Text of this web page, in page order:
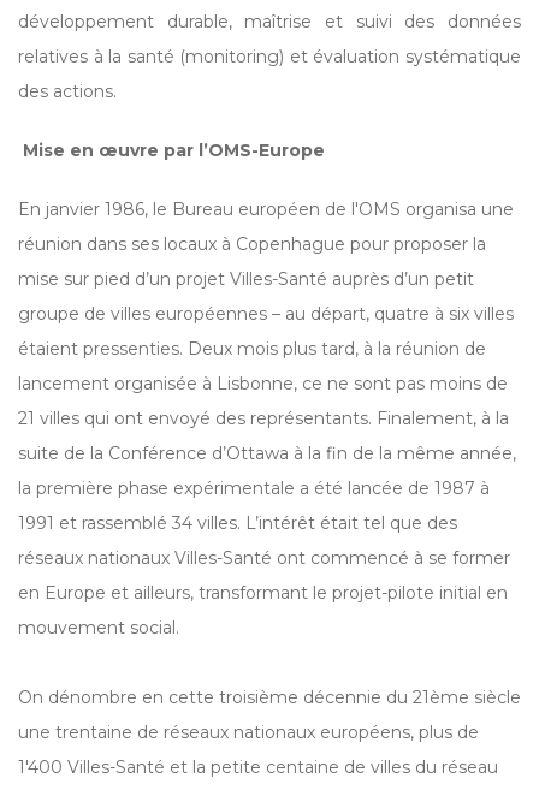
développement durable, maîtrise et suivi des données
relatives à la santé (monitoring) et évaluation systématique
des actions.
Mise en œuvre par l’OMS-Europe
En janvier 1986, le Bureau européen de l'OMS organisa une
réunion dans ses locaux à Copenhague pour proposer la
mise sur pied d’un projet Villes-Santé auprès d’un petit
groupe de villes européennes – au départ, quatre à six villes
étaient pressenties. Deux mois plus tard, à la réunion de
lancement organisée à Lisbonne, ce ne sont pas moins de
21 villes qui ont envoyé des représentants. Finalement, à la
suite de la Conférence d’Ottawa à la fin de la même année,
la première phase expérimentale a été lancée de 1987 à
1991 et rassemblé 34 villes. L’intérêt était tel que des
réseaux nationaux Villes-Santé ont commencé à se former
en Europe et ailleurs, transformant le projet-pilote initial en
mouvement social.
On dénombre en cette troisième décennie du 21ème siècle
une trentaine de réseaux nationaux européens, plus de
1'400 Villes-Santé et la petite centaine de villes du réseau